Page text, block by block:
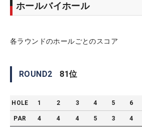
ホールバイホール
各ラウンドのホールごとのスコア
ROUND2 81位
HOLE 1 2 3 4 5 6
PAR 4 4 4 5 3 4